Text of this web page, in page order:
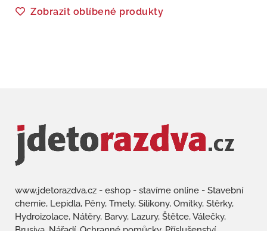
Zobrazit oblíbené produkty
www.jdetorazdva.cz - eshop - stavíme online - Stavební
chemie, Lepidla, Pěny, Tmely, Silikony, Omítky, Stěrky,
Hydroizolace, Nátěry, Barvy, Lazury, Štětce, Válečky,